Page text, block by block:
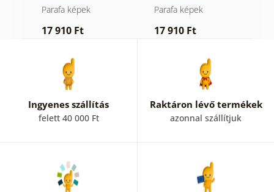
Parafa képek
17 910 Ft
Parafa képek
17 910 Ft
Ingyenes szállítás
felett 40 000 Ft
Raktáron lévő termékek
azonnal szállítjuk